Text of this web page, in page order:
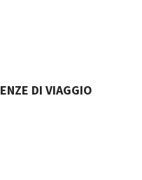
DI VIAGGIO